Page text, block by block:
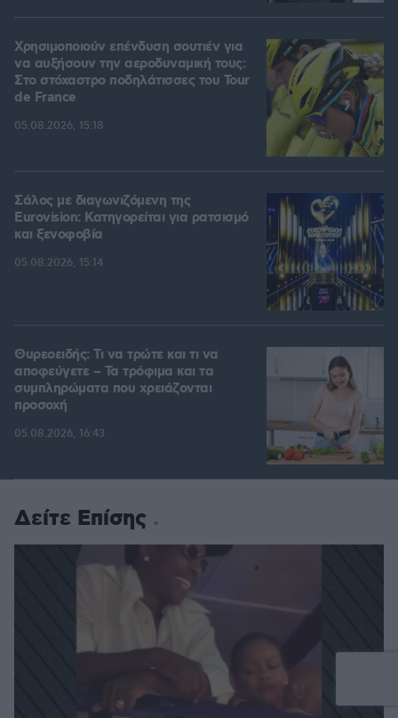
Χρησιμοποιούν επένδυση σουτιέν για
να αυξήσουν την αεροδυναμική τους:
Στο στόχαστρο ποδηλάτισσες του Tour
de France
05.08.2026, 15:18
Σάλος με διαγωνιζόμενη της
Eurovision: Κατηγορείται για ρατσισμό
και ξενοφοβία
05.08.2026, 15:14
Θυρεοειδής: Τι να τρώτε και τι να
αποφεύγετε – Τα τρόφιμα και τα
συμπληρώματα που χρειάζονται
προσοχή
05.08.2026, 16:43
Δείτε Επίσης